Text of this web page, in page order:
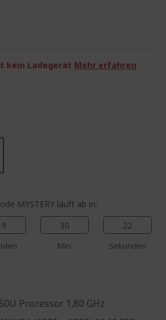
MYSTERY läuft ab in:
30
Min.
22
Sekunden
Prozessor 1,80 GHz
kein Ladegerät Mehr erfahren